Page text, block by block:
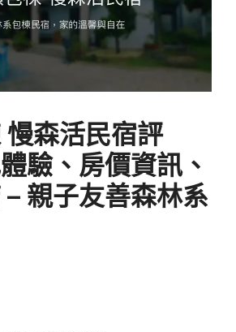
森活民宿評
驗、房價資訊、
親子友善森林系